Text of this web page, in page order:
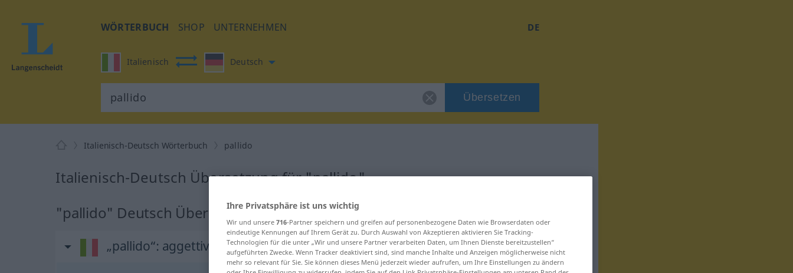
WÖRTERBUCH SHOP UNTERNEHMEN DE
Italienisch Deutsch
Übersetzen
Italienisch-Deutsch Wörterbuch pallido
Italienisch-Deutsch Übersetzung für "pallido"
"pallido" Deutsch Übersetzung
„pallido“: aggettivo
Ihre Privatsphäre ist uns wichtig
Wir und unsere 716-Partner speichern und greifen auf personenbezogene Daten wie Browserdaten oder
eindeutige Kennungen auf Ihrem Gerät zu. Durch Auswahl von Akzeptieren aktivieren Sie Tracking-
Technologien für die unter „Wir und unsere Partner verarbeiten Daten, um Ihnen Dienste bereitzustellen“
aufgeführten Zwecke. Wenn Tracker deaktiviert sind, sind manche Inhalte und Anzeigen möglicherweise nicht
mehr so relevant für Sie. Sie können dieses Menü jederzeit wieder aufrufen, um Ihre Einstellungen zu ändern